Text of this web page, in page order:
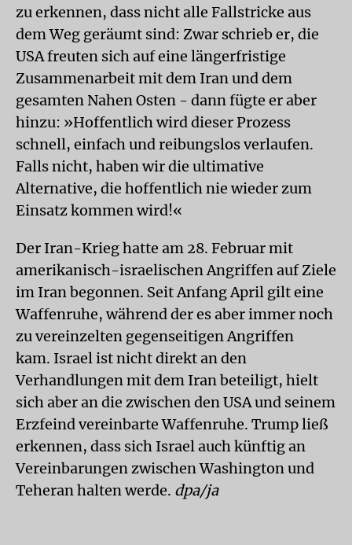
zu erkennen, dass nicht alle Fallstricke aus
dem Weg geräumt sind: Zwar schrieb er, die
USA freuten sich auf eine längerfristige
Zusammenarbeit mit dem Iran und dem
gesamten Nahen Osten - dann fügte er aber
hinzu: »Hoffentlich wird dieser Prozess
schnell, einfach und reibungslos verlaufen.
Falls nicht, haben wir die ultimative
Alternative, die hoffentlich nie wieder zum
Einsatz kommen wird!«
Der Iran-Krieg hatte am 28. Februar mit
amerikanisch-israelischen Angriffen auf Ziele
im Iran begonnen. Seit Anfang April gilt eine
Waffenruhe, während der es aber immer noch
zu vereinzelten gegenseitigen Angriffen
kam. Israel ist nicht direkt an den
Verhandlungen mit dem Iran beteiligt, hielt
sich aber an die zwischen den USA und seinem
Erzfeind vereinbarte Waffenruhe. Trump ließ
erkennen, dass sich Israel auch künftig an
Vereinbarungen zwischen Washington und
Teheran halten werde. dpa/ja